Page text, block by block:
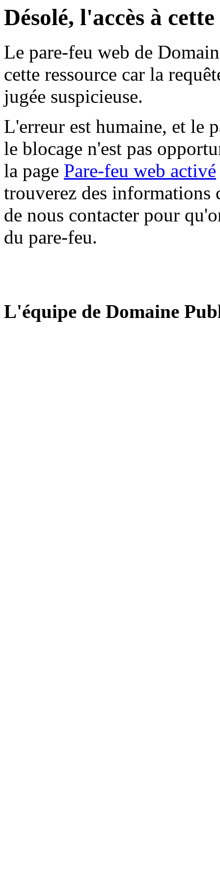
Désolé, l'accès à
Le pare-feu web de
cette ressource car la
jugée suspicieuse.
L'erreur est humaine, et le
le blocage n'est pas
la page Pare-feu web activé
trouverez des informations
de nous contacter pour
du pare-feu.
L'équipe de Domaine